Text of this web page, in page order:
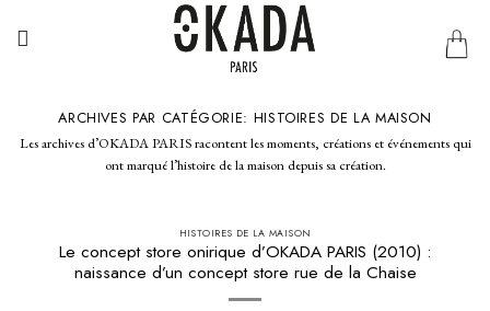
ARCHIVES PAR CATÉGORIE: HISTOIRES DE LA MAISON
Les archives d’OKADA PARIS racontent les moments, créations et événements qui
ont marqué l’histoire de la maison depuis sa création.
HISTOIRES DE LA MAISON
Le concept store onirique d’OKADA PARIS (2010) :
naissance d’un concept store rue de la Chaise